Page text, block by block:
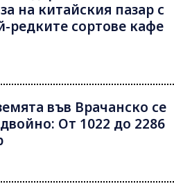
на китайския пазар с
редките сортове кафе
във Врачанско се
От 1022 до 2286